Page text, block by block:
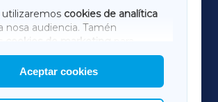
utilizaremos cookies de analítica
nosa audiencia. Tamén
cookies de marketing
de terceiros.
podes personalizar a elección das
desexas permitir.
Aceptar cookies
AMARIÑAXA
RIBEIRASACRAXA